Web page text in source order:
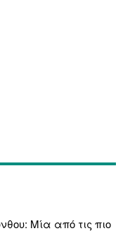
Μία από τις πιο